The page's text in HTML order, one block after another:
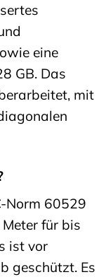
eine
GB. Das
mit
Norm 60529
für bis
ist vor
geschützt. Es